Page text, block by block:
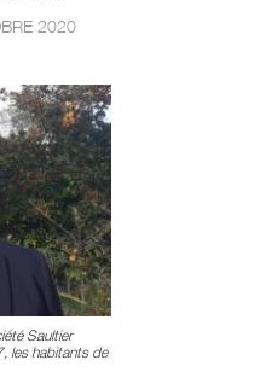
2020
Saultier
les habitants de